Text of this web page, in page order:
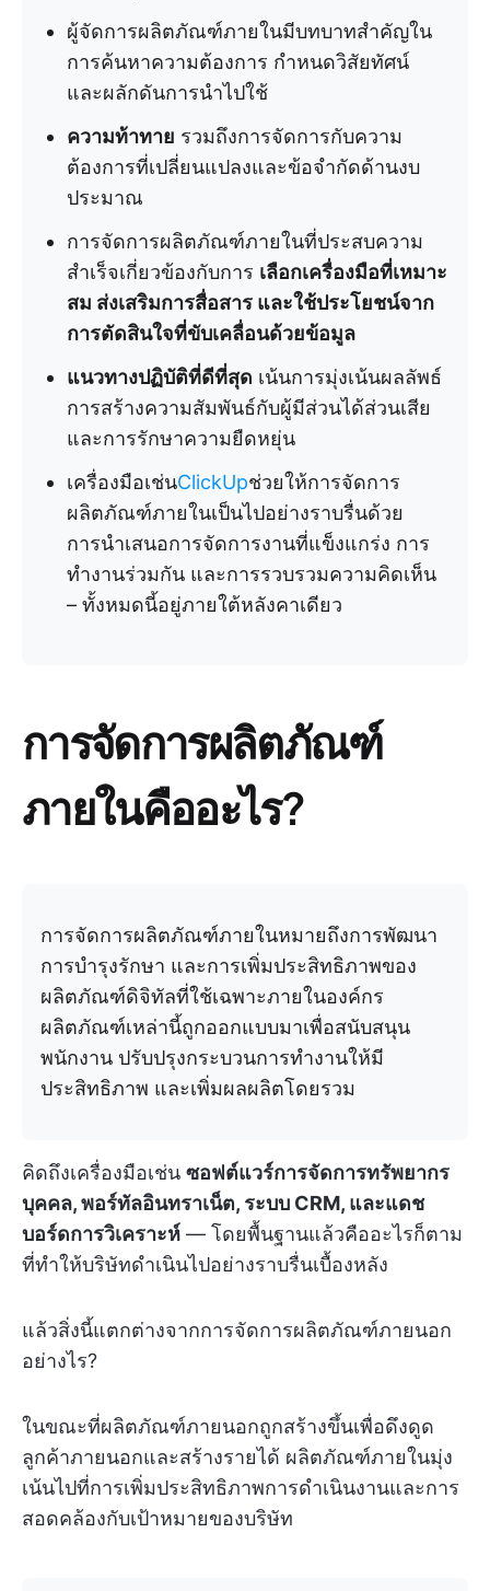
ผู้จัดการผลิตภัณฑ์ภายในมีบทบาทสำคัญใน
การค้นหาความต้องการ กำหนดวิสัยทัศน์
และผลักดันการนำไปใช้
ความท้าทาย รวมถึงการจัดการกับความ
ต้องการที่เปลี่ยนแปลงและข้อจำกัดด้านงบ
ประมาณ
การจัดการผลิตภัณฑ์ภายในที่ประสบความ
สำเร็จเกี่ยวข้องกับการ เลือกเครื่องมือที่เหมาะ
สม ส่งเสริมการสื่อสาร และใช้ประโยชน์จาก
การตัดสินใจที่ขับเคลื่อนด้วยข้อมูล
แนวทางปฏิบัติที่ดีที่สุด เน้นการมุ่งเน้นผลลัพธ์
การสร้างความสัมพันธ์กับผู้มีส่วนได้ส่วนเสีย
และการรักษาความยืดหยุ่น
เครื่องมือเช่นClickUpช่วยให้การจัดการ
ผลิตภัณฑ์ภายในเป็นไปอย่างราบรื่นด้วย
การนำเสนอการจัดการงานที่แข็งแกร่ง การ
ทำงานร่วมกัน และการรวบรวมความคิดเห็น
– ทั้งหมดนี้อยู่ภายใต้หลังคาเดียว
การจัดการผลิตภัณฑ์
ภายในคืออะไร?
การจัดการผลิตภัณฑ์ภายในหมายถึงการพัฒนา
การบำรุงรักษา และการเพิ่มประสิทธิภาพของ
ผลิตภัณฑ์ดิจิทัลที่ใช้เฉพาะภายในองค์กร
ผลิตภัณฑ์เหล่านี้ถูกออกแบบมาเพื่อสนับสนุน
พนักงาน ปรับปรุงกระบวนการทำงานให้มี
ประสิทธิภาพ และเพิ่มผลผลิตโดยรวม
คิดถึงเครื่องมือเช่น ซอฟต์แวร์การจัดการทรัพยากร
บุคคล, พอร์ทัลอินทราเน็ต, ระบบ CRM, และแดช
บอร์ดการวิเคราะห์ — โดยพื้นฐานแล้วคืออะไรก็ตาม
ที่ทำให้บริษัทดำเนินไปอย่างราบรื่นเบื้องหลัง
แล้วสิ่งนี้แตกต่างจากการจัดการผลิตภัณฑ์ภายนอก
อย่างไร?
ในขณะที่ผลิตภัณฑ์ภายนอกถูกสร้างขึ้นเพื่อดึงดูด
ลูกค้าภายนอกและสร้างรายได้ ผลิตภัณฑ์ภายในมุ่ง
เน้นไปที่การเพิ่มประสิทธิภาพการดำเนินงานและการ
สอดคล้องกับเป้าหมายของบริษัท